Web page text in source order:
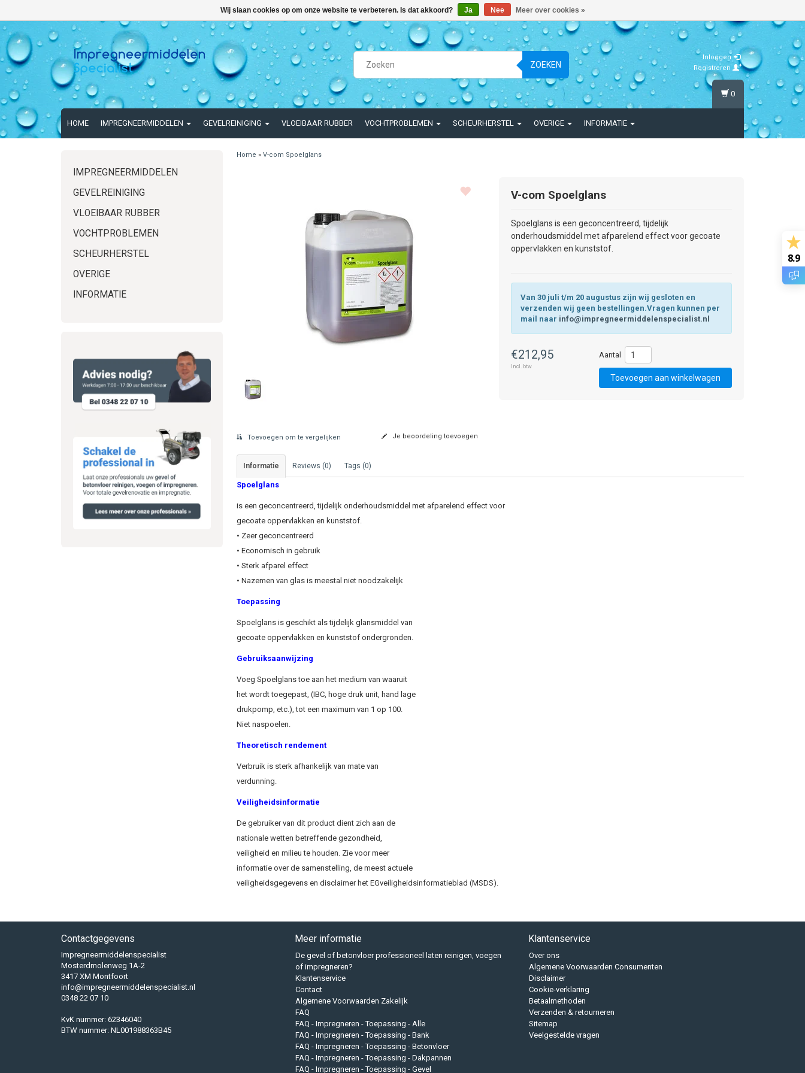
ZOEKEN
Inloggen
Registreren
HOME IMPREGNEERMIDDELEN GEVELREINIGING VLOEIBAAR RUBBER VOCHTPROBLEMEN SCHEURHERSTEL OVERIGE INFORMATIE
0
IMPREGNEERMIDDELEN
GEVELREINIGING
VLOEIBAAR RUBBER
VOCHTPROBLEMEN
SCHEURHERSTEL
OVERIGE
INFORMATIE
Home » V-com Spoelglans
V-com Spoelglans
Spoelglans is een geconcentreerd, tijdelijk
onderhoudsmiddel met afparelend effect voor gecoate
oppervlakken en kunststof.
Van 30 juli t/m 20 augustus zijn wij gesloten en
verzenden wij geen bestellingen.Vragen kunnen per
mail naar info@impregneermiddelenspecialist.nl
€212,95
Incl. btw
Toevoegen om te vergelijken Je beoordeling toevoegen
Informatie Reviews (0) Tags (0)
Spoelglans
is een geconcentreerd, tijdelijk onderhoudsmiddel met afparelend effect voor
gecoate oppervlakken en kunststof.
• Zeer geconcentreerd
• Economisch in gebruik
• Sterk afparel effect
• Nazemen van glas is meestal niet noodzakelijk
Toepassing
Spoelglans is geschikt als tijdelijk glansmiddel van
gecoate oppervlakken en kunststof ondergronden.
Gebruiksaanwijzing
Voeg Spoelglans toe aan het medium van waaruit
het wordt toegepast, (IBC, hoge druk unit, hand lage
drukpomp, etc.), tot een maximum van 1 op 100.
Niet naspoelen.
Theoretisch rendement
Verbruik is sterk afhankelijk van mate van
verdunning.
Veiligheidsinformatie
De gebruiker van dit product dient zich aan de
nationale wetten betreffende gezondheid,
veiligheid en milieu te houden. Zie voor meer
informatie over de samenstelling, de meest actuele
veiligheidsgegevens en disclaimer het EGveiligheidsinformatieblad (MSDS).
Contactgegevens
Impregneermiddelenspecialist
Mosterdmolenweg 1A-2
3417 XM Montfoort
info@impregneermiddelenspecialist.nl
0348 22 07 10
KvK nummer: 62346040
BTW nummer: NL001988363B45
Meer informatie
De gevel of betonvloer professioneel laten reinigen, voegen
of impregneren?
Klantenservice
Contact
Algemene Voorwaarden Zakelijk
FAQ
FAQ - Impregneren - Toepassing - Alle
FAQ - Impregneren - Toepassing - Bank
FAQ - Impregneren - Toepassing - Betonvloer
FAQ - Impregneren - Toepassing - Dakpannen
FAQ - Impregneren - Toepassing - Gevel
Klantenservice
Over ons
Algemene Voorwaarden Consumenten
Disclaimer
Cookie-verklaring
Betaalmethoden
Verzenden & retourneren
Sitemap
Veelgestelde vragen
8.9
Wij slaan cookies op om onze website te verbeteren. Is dat akkoord? Ja Nee Meer over cookies »